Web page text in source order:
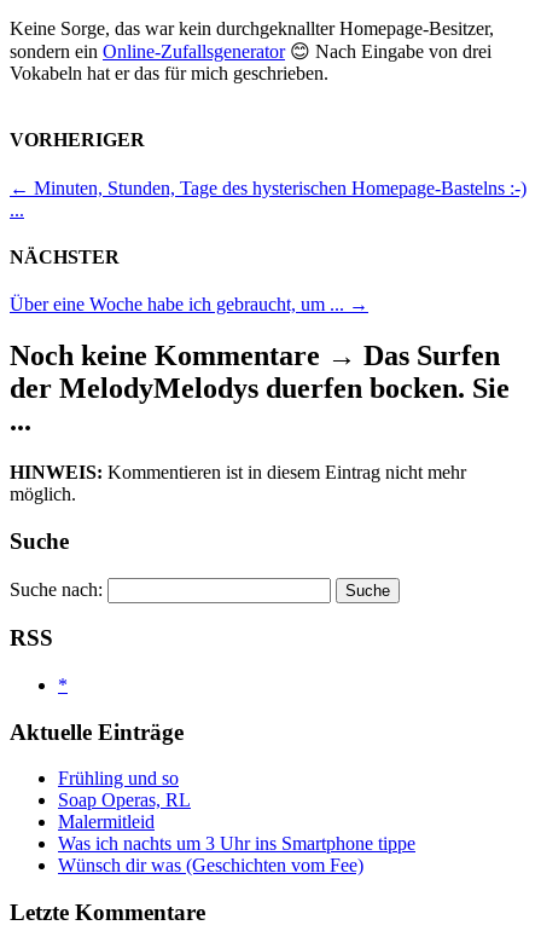
Keine Sorge, das war kein durchgeknallter Homepage-Besitzer,
sondern ein Online-Zufallsgenerator😊 Nach Eingabe von drei
Vokabeln hat er das für mich geschrieben.
VORHERIGER
← Minuten, Stunden, Tage des hysterischen Homepage-Bastelns :-)
...
NÄCHSTER
Über eine Woche habe ich gebraucht, um ... →
Noch keine Kommentare → Das Surfen
der MelodyMelodys duerfen bocken. Sie
...
HINWEIS: Kommentieren ist in diesem Eintrag nicht mehr
möglich.
Suche
Suche nach:
RSS
*
Aktuelle Einträge
Frühling und so
Soap Operas, RL
Malermitleid
Was ich nachts um 3 Uhr ins Smartphone tippe
Wünsch dir was (Geschichten vom Fee)
Letzte Kommentare